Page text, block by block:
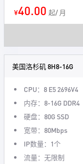
¥40.00 起/ 月
美国洛杉矶 8H8-16G
CPU：8 E5 2696V4
内存：8-16G DDR4
硬盘：80G SSD
宽带：80Mbps
IP数量：1个
流量：无限制